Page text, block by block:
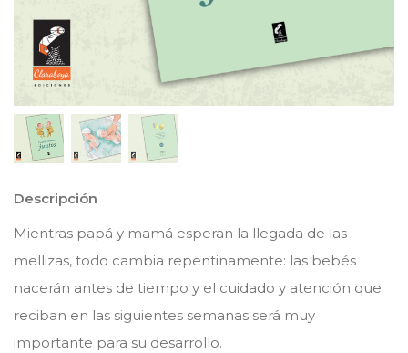
Descripción
Mientras papá y mamá esperan la llegada de las
mellizas, todo cambia repentinamente: las bebés
nacerán antes de tiempo y el cuidado y atención que
reciban en las siguientes semanas será muy
importante para su desarrollo.